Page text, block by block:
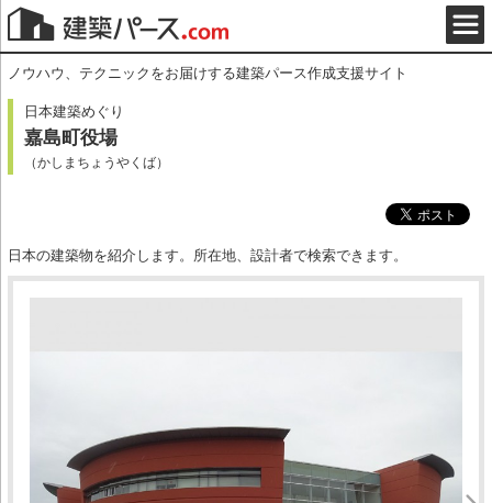
ノウハウ、テクニックをお届けする建築パース作成支援サイト
日本建築めぐり
嘉島町役場
（かしまちょうやくば）
日本の建築物を紹介します。所在地、設計者で検索できます。